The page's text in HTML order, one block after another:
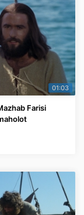
01:03
Farisi